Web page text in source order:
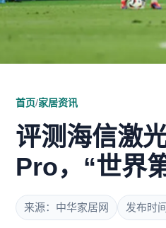
首页/家居资讯
评测海信激
Pro，“世界
来源：中华家居网 发布时